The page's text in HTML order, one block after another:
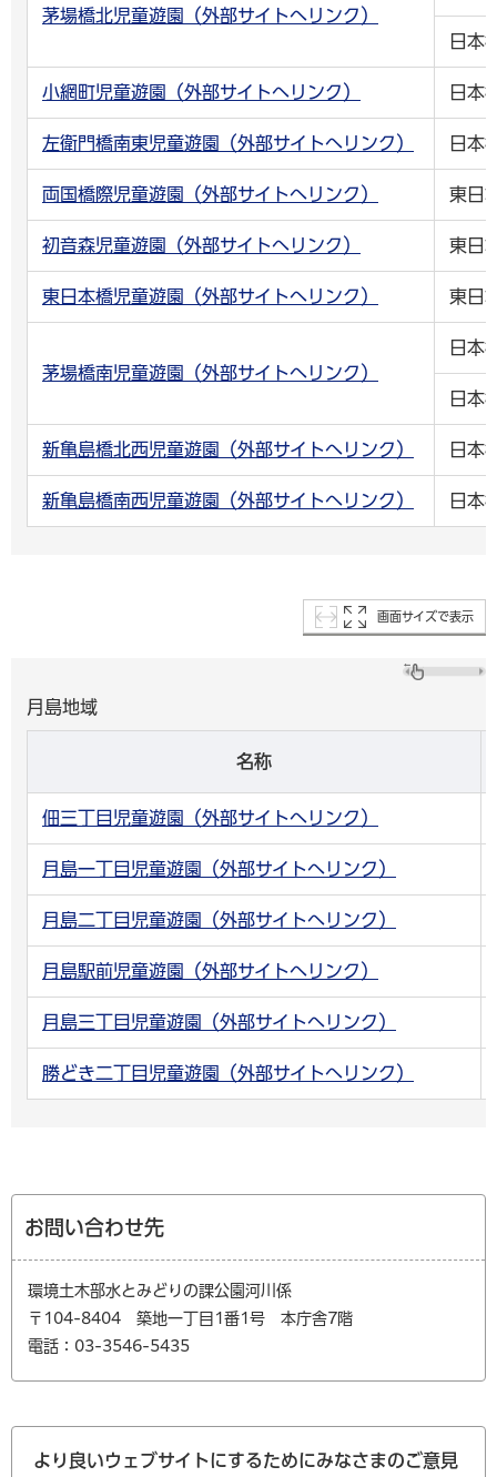
茅場橋北児童遊園（外部サイトへリンク）
日本
小網町児童遊園（外部サイトへリンク） 日本
左衛門橋南東児童遊園（外部サイトへリンク） 日本
両国橋際児童遊園（外部サイトへリンク） 東日
初音森児童遊園（外部サイトへリンク） 東日
東日本橋児童遊園（外部サイトへリンク） 東日
茅場橋南児童遊園（外部サイトへリンク）
日本
日本
新亀島橋北西児童遊園（外部サイトへリンク） 日本
新亀島橋南西児童遊園（外部サイトへリンク） 日本
画面サイズで表示
月島地域
名称
佃三丁目児童遊園（外部サイトへリンク）
月島一丁目児童遊園（外部サイトへリンク）
月島二丁目児童遊園（外部サイトへリンク）
月島駅前児童遊園（外部サイトへリンク）
月島三丁目児童遊園（外部サイトへリンク）
勝どき二丁目児童遊園（外部サイトへリンク）
お問い合わせ先
環境土木部水とみどりの課公園河川係
〒104-8404 築地一丁目1番1号 本庁舎7階
電話：03-3546-5435
より良いウェブサイトにするためにみなさまのご意見